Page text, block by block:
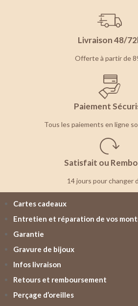
Livraison 48/
Offerte à partir de
Paiement
Tous les paiements en ligne
Satisfait ou
14 jours pour changer
Cartes cadeaux
Entretien et réparation de vos
Garantie
Gravure de bijoux
Infos livraison
Retours et remboursement
Perçage d’oreilles